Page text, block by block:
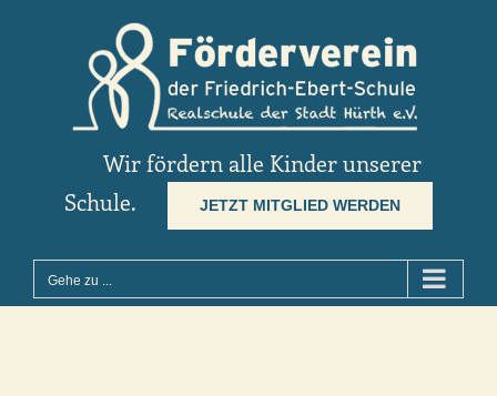
Wir fördern alle Kinder unserer
Schule.
JETZT MITGLIED WERDEN
Gehe zu ...